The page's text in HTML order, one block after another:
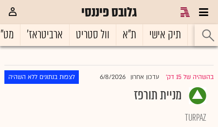
גלובס פיננסי
ראשי תיק אישי ת"א וול סטריט ארביטראז'
בהשהיה של 15 דק' עדכון אחרון 6/8/2026 לצפות בנתונים ללא השהיה
מניית תורפז
TURPAZ